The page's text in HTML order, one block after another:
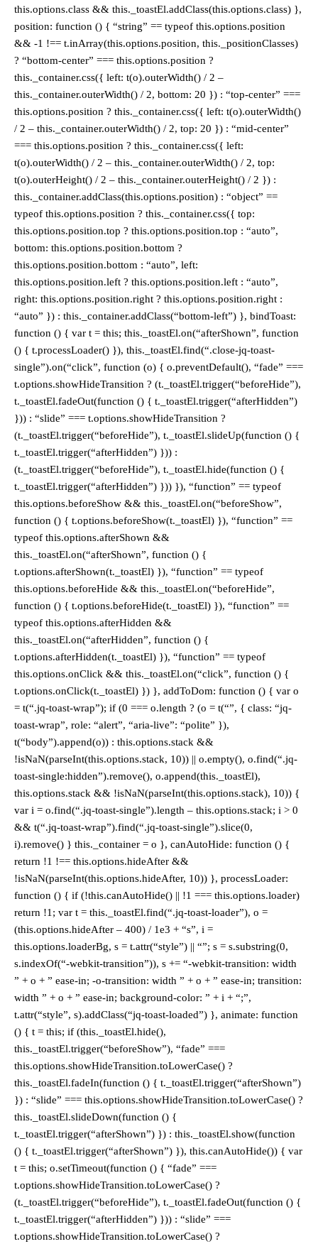
this.options.class && this._toastEl.addClass(this.options.class) },
position: function () { “string” == typeof this.options.position
&& -1 !== t.inArray(this.options.position, this._positionClasses)
? “bottom-center” === this.options.position ?
this._container.css({ left: t(o).outerWidth() / 2 –
this._container.outerWidth() / 2, bottom: 20 }) : “top-center” ===
this.options.position ? this._container.css({ left: t(o).outerWidth()
/ 2 – this._container.outerWidth() / 2, top: 20 }) : “mid-center”
=== this.options.position ? this._container.css({ left:
t(o).outerWidth() / 2 – this._container.outerWidth() / 2, top:
t(o).outerHeight() / 2 – this._container.outerHeight() / 2 }) :
this._container.addClass(this.options.position) : “object” ==
typeof this.options.position ? this._container.css({ top:
this.options.position.top ? this.options.position.top : “auto”,
bottom: this.options.position.bottom ?
this.options.position.bottom : “auto”, left:
this.options.position.left ? this.options.position.left : “auto”,
right: this.options.position.right ? this.options.position.right :
“auto” }) : this._container.addClass(“bottom-left”) }, bindToast:
function () { var t = this; this._toastEl.on(“afterShown”, function
() { t.processLoader() }), this._toastEl.find(“.close-jq-toast-
single”).on(“click”, function (o) { o.preventDefault(), “fade” ===
t.options.showHideTransition ? (t._toastEl.trigger(“beforeHide”),
t._toastEl.fadeOut(function () { t._toastEl.trigger(“afterHidden”)
})) : “slide” === t.options.showHideTransition ?
(t._toastEl.trigger(“beforeHide”), t._toastEl.slideUp(function () {
t._toastEl.trigger(“afterHidden”) })) :
(t._toastEl.trigger(“beforeHide”), t._toastEl.hide(function () {
t._toastEl.trigger(“afterHidden”) })) }), “function” == typeof
this.options.beforeShow && this._toastEl.on(“beforeShow”,
function () { t.options.beforeShow(t._toastEl) }), “function” ==
typeof this.options.afterShown &&
this._toastEl.on(“afterShown”, function () {
t.options.afterShown(t._toastEl) }), “function” == typeof
this.options.beforeHide && this._toastEl.on(“beforeHide”,
function () { t.options.beforeHide(t._toastEl) }), “function” ==
typeof this.options.afterHidden &&
this._toastEl.on(“afterHidden”, function () {
t.options.afterHidden(t._toastEl) }), “function” == typeof
this.options.onClick && this._toastEl.on(“click”, function () {
t.options.onClick(t._toastEl) }) }, addToDom: function () { var o
= t(“.jq-toast-wrap”); if (0 === o.length ? (o = t(“”, { class: “jq-
toast-wrap”, role: “alert”, “aria-live”: “polite” }),
t(“body”).append(o)) : this.options.stack &&
!isNaN(parseInt(this.options.stack, 10)) || o.empty(), o.find(“.jq-
toast-single:hidden”).remove(), o.append(this._toastEl),
this.options.stack && !isNaN(parseInt(this.options.stack), 10)) {
var i = o.find(“.jq-toast-single”).length – this.options.stack; i > 0
&& t(“.jq-toast-wrap”).find(“.jq-toast-single”).slice(0,
i).remove() } this._container = o }, canAutoHide: function () {
return !1 !== this.options.hideAfter &&
!isNaN(parseInt(this.options.hideAfter, 10)) }, processLoader:
function () { if (!this.canAutoHide() || !1 === this.options.loader)
return !1; var t = this._toastEl.find(“.jq-toast-loader”), o =
(this.options.hideAfter – 400) / 1e3 + “s”, i =
this.options.loaderBg, s = t.attr(“style”) || “”; s = s.substring(0,
s.indexOf(“-webkit-transition”)), s += “-webkit-transition: width
” + o + ” ease-in; -o-transition: width ” + o + ” ease-in; transition:
width ” + o + ” ease-in; background-color: ” + i + “;”,
t.attr(“style”, s).addClass(“jq-toast-loaded”) }, animate: function
() { t = this; if (this._toastEl.hide(),
this._toastEl.trigger(“beforeShow”), “fade” ===
this.options.showHideTransition.toLowerCase() ?
this._toastEl.fadeIn(function () { t._toastEl.trigger(“afterShown”)
}) : “slide” === this.options.showHideTransition.toLowerCase() ?
this._toastEl.slideDown(function () {
t._toastEl.trigger(“afterShown”) }) : this._toastEl.show(function
() { t._toastEl.trigger(“afterShown”) }), this.canAutoHide()) { var
t = this; o.setTimeout(function () { “fade” ===
t.options.showHideTransition.toLowerCase() ?
(t._toastEl.trigger(“beforeHide”), t._toastEl.fadeOut(function () {
t._toastEl.trigger(“afterHidden”) })) : “slide” ===
t.options.showHideTransition.toLowerCase() ?